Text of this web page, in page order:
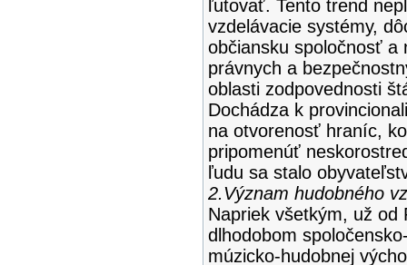
ľutovať. Tento trend
vzdelávacie systémy,
občiansku spoločnosť a
právnych a
oblasti zodpovednosti
Dochádza k
na otvorenosť hraníc,
pripomenúť
ľudu sa stalo
2.Význam hudobného
Napriek všetkým, už od
dlhodobom
múzicko-hudobnej